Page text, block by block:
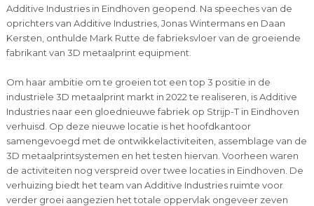
Additive Industries in Eindhoven geopend. Na speeches van de
oprichters van Additive Industries, Jonas Wintermans en Daan
Kersten, onthulde Mark Rutte de fabrieksvloer van de groeiende
fabrikant van 3D metaalprint equipment.
Om haar ambitie om te groeien tot een top 3 positie in de
industriële 3D metaalprint markt in 2022 te realiseren, is Additive
Industries naar een gloednieuwe fabriek op Strijp-T in Eindhoven
verhuisd. Op deze nieuwe locatie is het hoofdkantoor
samengevoegd met de ontwikkelactiviteiten, assemblage van de
3D metaalprintsystemen en het testen hiervan. Voorheen waren
de activiteiten nog verspreid over twee locaties in Eindhoven. De
verhuizing biedt het team van Additive Industries ruimte voor
verder groei aangezien het totale oppervlak ongeveer zeven